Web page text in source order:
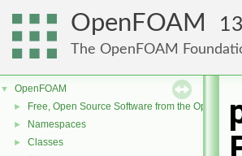
OpenFOAM 13
The OpenFOAM
▼ OpenFOAM
► Free, Open Source Software from the
► Namespaces
► Classes